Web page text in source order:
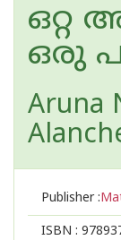
ഒറ്റ
ഒരു
Aruna
Publisher :
ISBN :